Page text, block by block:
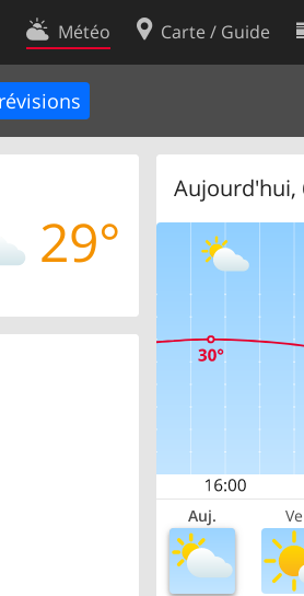
Météo Carte / Guide
29°
Aujourd'hui,
Auj. Ve
Contact
Conditions d’utilisation